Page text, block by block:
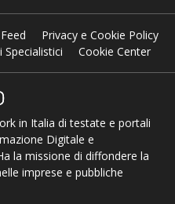
Privacy e Cookie Policy
Cookie Center
in Italia di testate e portali
Digitale e
la missione di diffondere la
imprese e pubbliche